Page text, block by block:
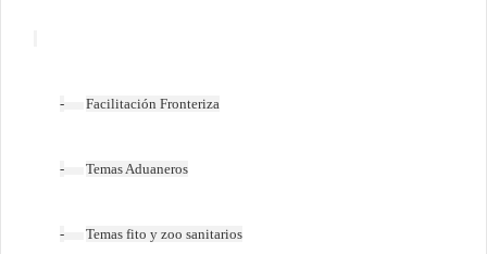
- Facilitación Fronteriza
- Temas Aduaneros
- Temas fito y zoo sanitarios